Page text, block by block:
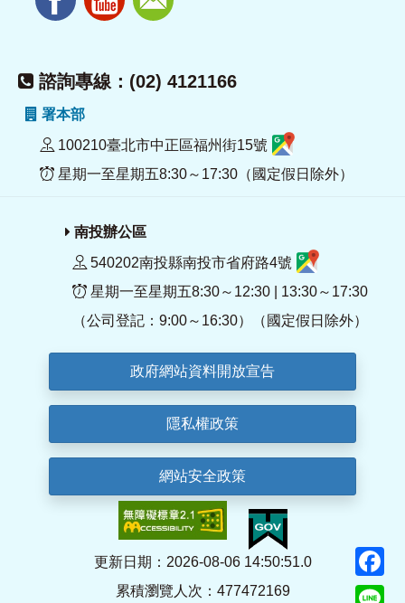
諮詢專線：(02) 4121166
署本部
100210臺北市中正區福州街15號
星期一至星期五8:30～17:30（國定假日除外）
南投辦公區
540202南投縣南投市省府路4號
星期一至星期五8:30～12:30 | 13:30～17:30
（公司登記：9:00～16:30）（國定假日除外）
政府網站資料開放宣告
隱私權政策
網站安全政策
更新日期：2026-08-06 14:50:51.0
累積瀏覽人次：477472169